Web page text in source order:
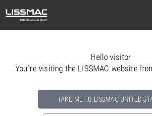
Hello visitor
You`re visiting the LISSMAC website
TAKE ME TO LISSMAC UNITED